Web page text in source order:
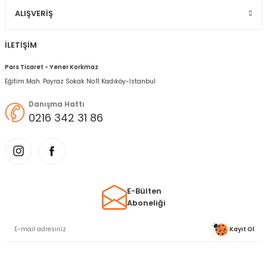
ALIŞVERIŞ
İLETİŞİM
Pars Ticaret - Yener Korkmaz
Eğitim Mah. Poyraz Sokak No:11 Kadıköy-İstanbul
Danışma Hattı
0216 342 31 86
E-Bülten
Aboneliği
Kayıt Ol